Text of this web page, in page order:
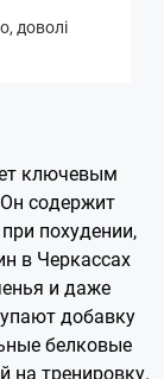
доволі
ключевым
содержит
похудении,
в Черкассах
и даже
добавку
белковые
на тренировку.